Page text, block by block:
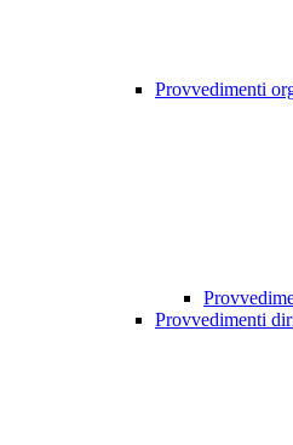
Provvedimenti
Provvedimenti